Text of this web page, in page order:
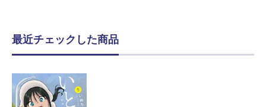
最近チェックした商品